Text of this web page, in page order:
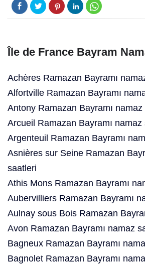
Île de France Bayram
Achères Ramazan Bayramı
Alfortville Ramazan Bayramı
Antony Ramazan Bayramı namaz
Arcueil Ramazan Bayramı namaz
Argenteuil Ramazan Bayramı
Asnières sur Seine Ramazan
saatleri
Athis Mons Ramazan Bayramı
Aubervilliers Ramazan Bayramı
Aulnay sous Bois Ramazan
Avon Ramazan Bayramı namaz
Bagneux Ramazan Bayramı
Bagnolet Ramazan Bayramı